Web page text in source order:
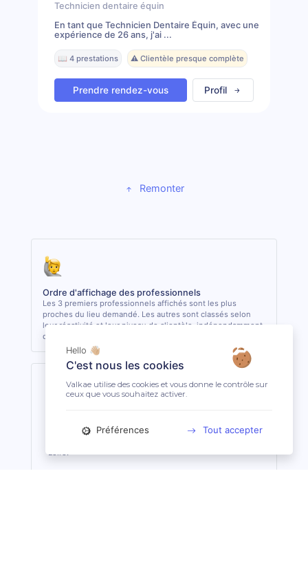
Technicien dentaire équin
En tant que Technicien Dentaire Équin, avec une
expérience de 26 ans, j'ai ...
📖 4 prestations ⚠️ Clientèle presque complète
Prendre rendez-vous Profil
Remonter
Ordre d'affichage des professionnels
Les 3 premiers professionnels affichés sont les plus
proches du lieu demandé. Les autres sont classés selon
leur réactivité et leur niveau de clientèle, indépendamment
de la distance.
Mehun-Sur-Yèvre est une ville de 6 380 habitants dans
Loire.
Hello 👋🏼
C'est nous les cookies
Valkae utilise des cookies et vous donne le contrôle sur
ceux que vous souhaitez activer.
Préférences Tout accepter